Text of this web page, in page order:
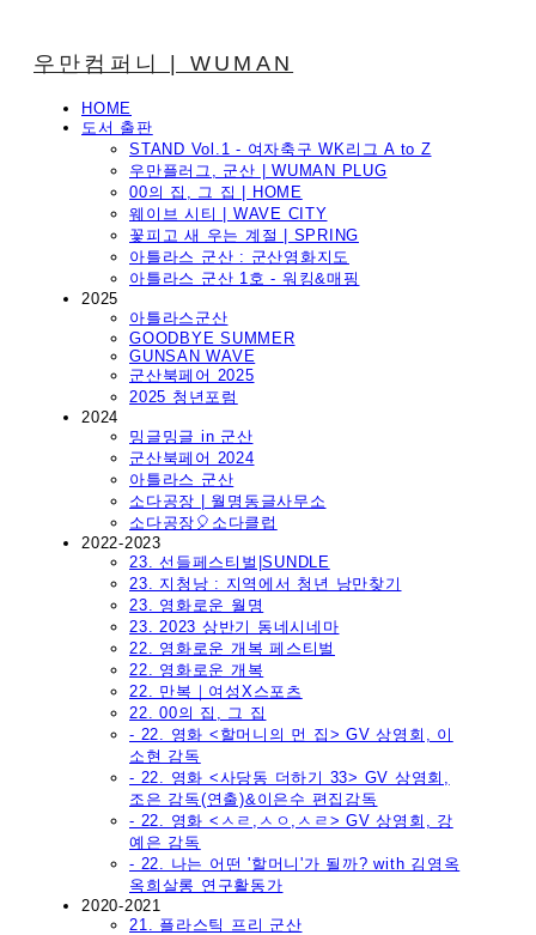
우만컴퍼니 | WUMAN
HOME
도서 출판
STAND Vol.1 - 여자축구 WK리그 A to Z
우만플러그, 군산 | WUMAN PLUG
00의 집, 그 집 | HOME
웨이브 시티 | WAVE CITY
꽃피고 새 우는 계절 | SPRING
아틀라스 군산 : 군산영화지도
아틀라스 군산 1호 - 워킹&매핑
2025
아틀라스군산
GOODBYE SUMMER
GUNSAN WAVE
군산북페어 2025
2025 청년포럼
2024
밍글밍글 in 군산
군산북페어 2024
아틀라스 군산
소다공장 | 월명동글사무소
소다공장🎈소다클럽
2022-2023
23. 선들페스티벌|SUNDLE
23. 지청낭 : 지역에서 청년 낭만찾기
23. 영화로운 월명
23. 2023 상반기 동네시네마
22. 영화로운 개복 페스티벌
22. 영화로운 개복
22. 만복｜여성X스포츠
22. 00의 집, 그 집
- 22. 영화 <할머니의 먼 집> GV 상영회, 이
소현 감독
- 22. 영화 <사당동 더하기 33> GV 상영회,
조은 감독(연출)&이은수 편집감독
- 22. 영화 <ㅅㄹ,ㅅㅇ,ㅅㄹ> GV 상영회, 강
예은 감독
- 22. 나는 어떤 '할머니'가 될까? with 김영옥
옥희살롱 연구활동가
2020-2021
21. 플라스틱 프리 군산